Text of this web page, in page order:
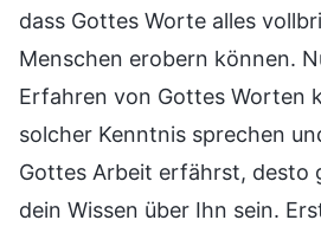
dass Gottes Worte alles
Menschen erobern können.
Erfahren von Gottes Worten
solcher Kenntnis sprechen
Gottes Arbeit erfährst, desto
dein Wissen über Ihn sein.